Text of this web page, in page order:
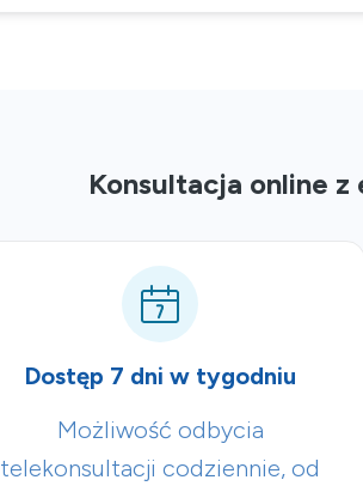
Konsultacja online
Dostęp 7 dni w tygodniu
Możliwość odbycia
telekonsultacji codziennie, od